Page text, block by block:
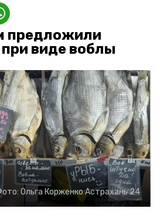
предложили
виде воблы
Ольга КорженкоАстрахань 24